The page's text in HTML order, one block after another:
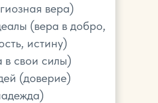
вера)
(вера в добро,
истину)
в свои силы)
(доверие)